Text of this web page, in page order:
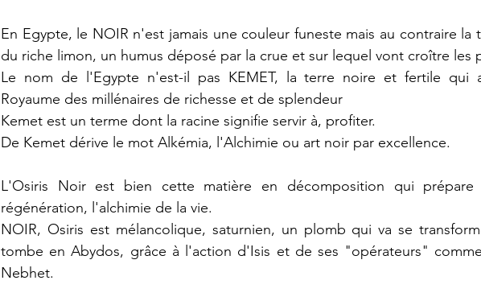
En Egypte, le NOIR n'est jamais une couleur funeste mais au contraire la
du riche limon, un humus déposé par la crue et sur lequel vont croître les
Le nom de l'Egypte n'est-il pas KEMET, la terre noire et fertile qui
Royaume des millénaires de richesse et de splendeur
Kemet est un terme dont la racine signifie servir à, profiter.
De Kemet dérive le mot Alkémia, l'Alchimie ou art noir par excellence.
L'Osiris Noir est bien cette matière en décomposition qui
régénération, l'alchimie de la vie.
NOIR, Osiris est mélancolique, saturnien, un plomb qui va se
tombe en Abydos, grâce à l'action d'Isis et de ses "opérateurs"
Nebhet.